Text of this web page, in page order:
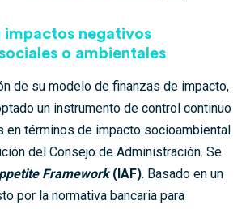
impactos negativos
o ambientales
de su modelo de finanzas de impacto,
un instrumento de control continuo
en términos de impacto socioambiental
del Consejo de Administración. Se
Framework(IAF). Basado en un
por la normativa bancaria para